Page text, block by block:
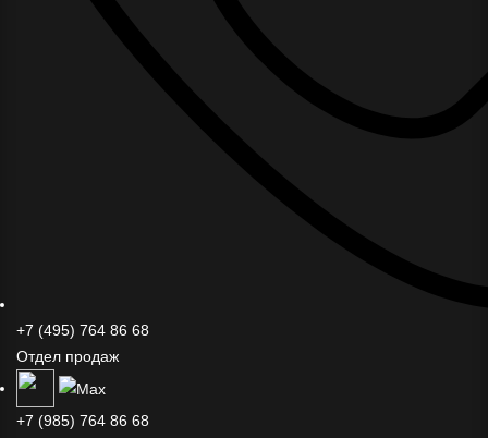
+7 (495) 764 86 68
Отдел продаж
+7 (985) 764 86 68